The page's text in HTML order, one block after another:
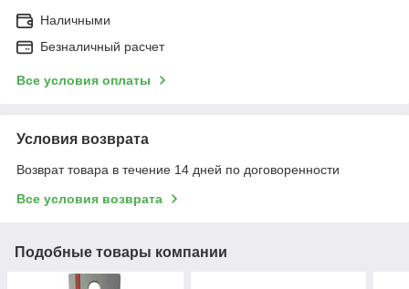
Наличными
Безналичный расчет
Все условия оплаты
Условия возврата
Возврат товара в течение 14 дней по договоренности
Все условия возврата
Подобные товары компании